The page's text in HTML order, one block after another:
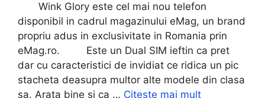
Wink Glory este cel mai nou telefon
disponibil in cadrul magazinului eMag, un brand
propriu adus in exclusivitate in Romania prin
eMag.ro. Este un Dual SIM ieftin ca pret
dar cu caracteristici de invidiat ce ridica un pic
stacheta deasupra multor alte modele din clasa
sa. Arata bine si ca … Citește mai mult